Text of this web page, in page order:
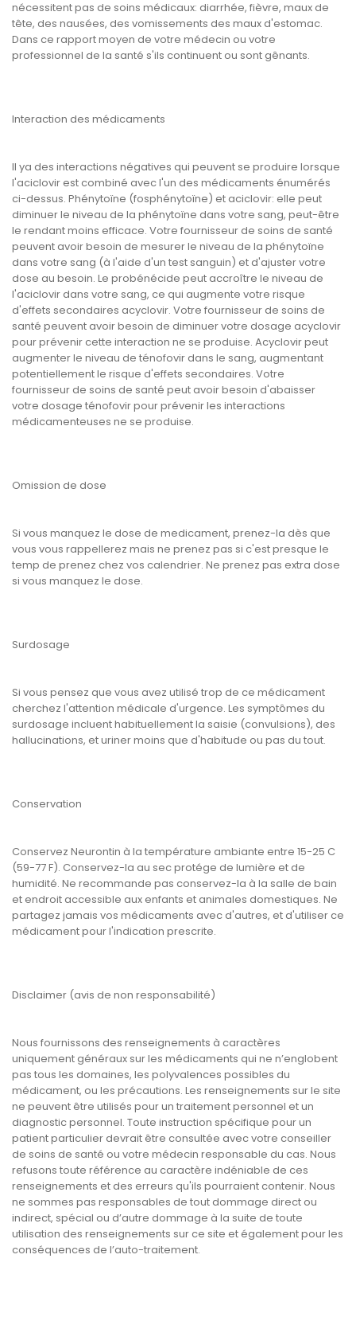
nécessitent pas de soins médicaux: diarrhée, fièvre, maux de
tête, des nausées, des vomissements des maux d'estomac.
Dans ce rapport moyen de votre médecin ou votre
professionnel de la santé s'ils continuent ou sont gênants.
Interaction des médicaments
Il ya des interactions négatives qui peuvent se produire lorsque
l'aciclovir est combiné avec l'un des médicaments énumérés
ci-dessus. Phénytoïne (fosphénytoïne) et aciclovir: elle peut
diminuer le niveau de la phénytoïne dans votre sang, peut-être
le rendant moins efficace. Votre fournisseur de soins de santé
peuvent avoir besoin de mesurer le niveau de la phénytoïne
dans votre sang (à l'aide d'un test sanguin) et d'ajuster votre
dose au besoin. Le probénécide peut accroître le niveau de
l'aciclovir dans votre sang, ce qui augmente votre risque
d'effets secondaires acyclovir. Votre fournisseur de soins de
santé peuvent avoir besoin de diminuer votre dosage acyclovir
pour prévenir cette interaction ne se produise. Acyclovir peut
augmenter le niveau de ténofovir dans le sang, augmentant
potentiellement le risque d'effets secondaires. Votre
fournisseur de soins de santé peut avoir besoin d'abaisser
votre dosage ténofovir pour prévenir les interactions
médicamenteuses ne se produise.
Omission de dose
Si vous manquez le dose de medicament, prenez-la dès que
vous vous rappellerez mais ne prenez pas si c'est presque le
temp de prenez chez vos calendrier. Ne prenez pas extra dose
si vous manquez le dose.
Surdosage
Si vous pensez que vous avez utilisé trop de ce médicament
cherchez l'attention médicale d'urgence. Les symptômes du
surdosage incluent habituellement la saisie (convulsions), des
hallucinations, et uriner moins que d'habitude ou pas du tout.
Conservation
Conservez Neurontin à la température ambiante entre 15-25 C
(59-77 F). Conservez-la au sec protége de lumière et de
humidité. Ne recommande pas conservez-la à la salle de bain
et endroit accessible aux enfants et animales domestiques. Ne
partagez jamais vos médicaments avec d'autres, et d'utiliser ce
médicament pour l'indication prescrite.
Disclaimer (avis de non responsabilité)
Nous fournissons des renseignements à caractères
uniquement généraux sur les médicaments qui ne n’englobent
pas tous les domaines, les polyvalences possibles du
médicament, ou les précautions. Les renseignements sur le site
ne peuvent être utilisés pour un traitement personnel et un
diagnostic personnel. Toute instruction spécifique pour un
patient particulier devrait être consultée avec votre conseiller
de soins de santé ou votre médecin responsable du cas. Nous
refusons toute référence au caractère indéniable de ces
renseignements et des erreurs qu'ils pourraient contenir. Nous
ne sommes pas responsables de tout dommage direct ou
indirect, spécial ou d’autre dommage à la suite de toute
utilisation des renseignements sur ce site et également pour les
conséquences de l’auto-traitement.